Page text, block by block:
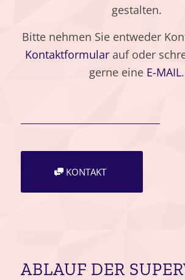
gestalten.
Bitte nehmen Sie entweder
Kontaktformularauf oder
gerne eine E-MAIL.
KONTAKT
ABLAUF DER